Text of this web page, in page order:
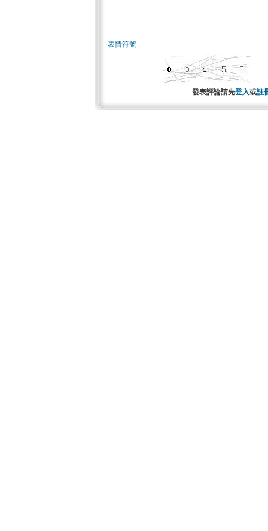
表情符號
發表評論請先登入或註